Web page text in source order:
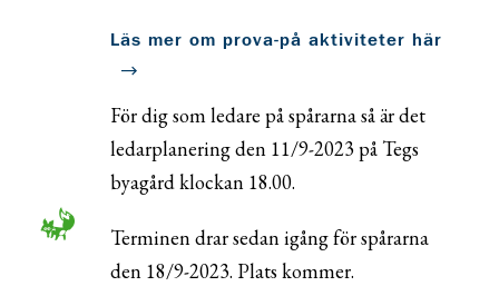
Läs mer om prova-på aktiviteter här
För dig som ledare på spårarna så är det
ledarplanering den 11/9-2023 på Tegs
byagård klockan 18.00.
Terminen drar sedan igång för spårarna
den 18/9-2023. Plats kommer.